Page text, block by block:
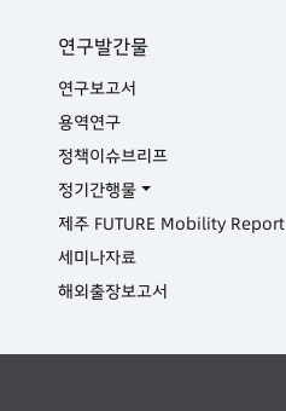
연구발간물
연구보고서
용역연구
정책이슈브리프
정기간행물
제주 FUTURE Mobility Report
세미나자료
해외출장보고서